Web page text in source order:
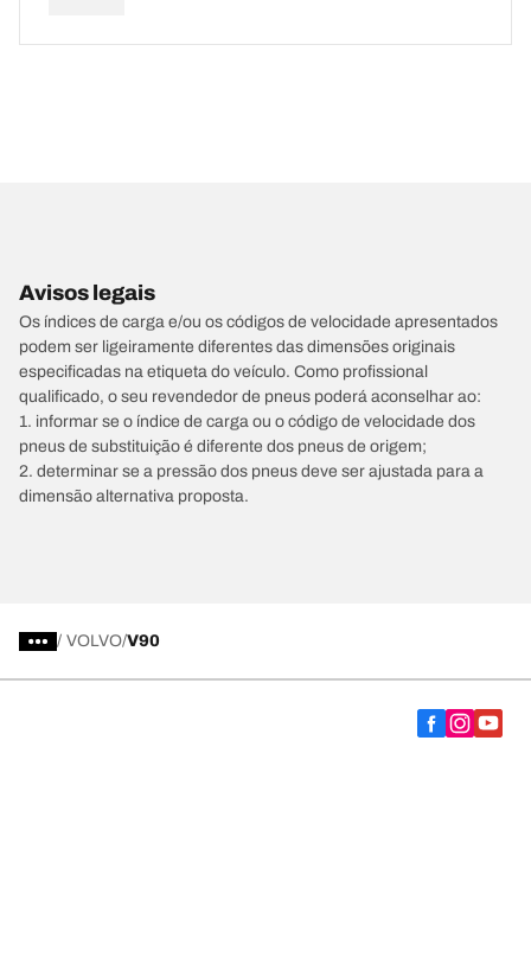
Avisos legais
Os índices de carga e/ou os códigos de velocidade apresentados
podem ser ligeiramente diferentes das dimensões originais
especificadas na etiqueta do veículo. Como profissional
qualificado, o seu revendedor de pneus poderá aconselhar ao:
1. informar se o índice de carga ou o código de velocidade dos
pneus de substituição é diferente dos pneus de origem;
2. determinar se a pressão dos pneus deve ser ajustada para a
dimensão alternativa proposta.
/ VOLVO V90